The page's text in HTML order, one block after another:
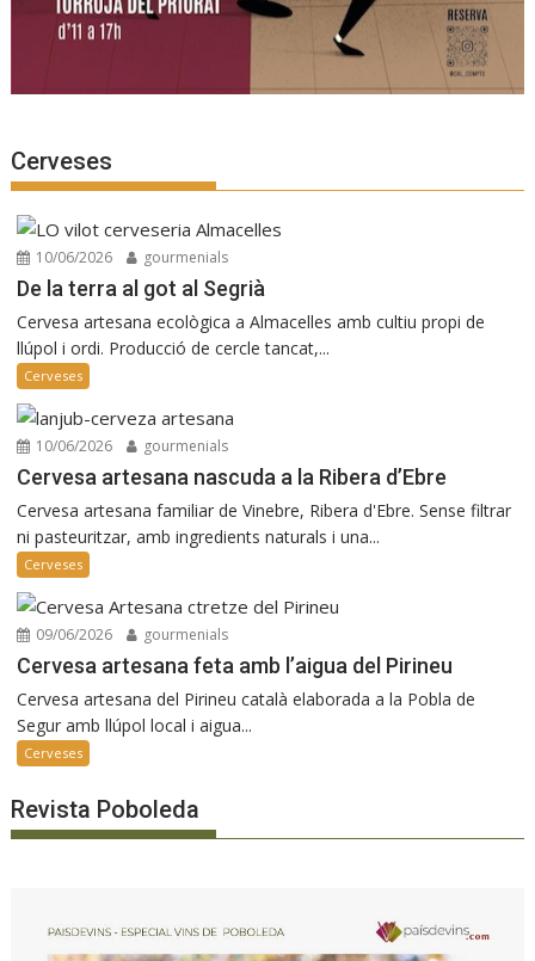
Cerveses
10/06/2026 gourmenials
De la terra al got al Segrià
Cervesa artesana ecològica a Almacelles amb cultiu propi de
llúpol i ordi. Producció de cercle tancat,...
Cerveses
10/06/2026 gourmenials
Cervesa artesana nascuda a la Ribera d’Ebre
Cervesa artesana familiar de Vinebre, Ribera d'Ebre. Sense filtrar
ni pasteuritzar, amb ingredients naturals i una...
Cerveses
09/06/2026 gourmenials
Cervesa artesana feta amb l’aigua del Pirineu
Cervesa artesana del Pirineu català elaborada a la Pobla de
Segur amb llúpol local i aigua...
Cerveses
Revista Poboleda